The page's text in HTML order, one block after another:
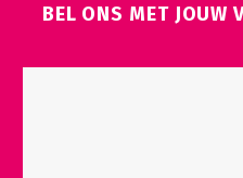
BEL ONS MET